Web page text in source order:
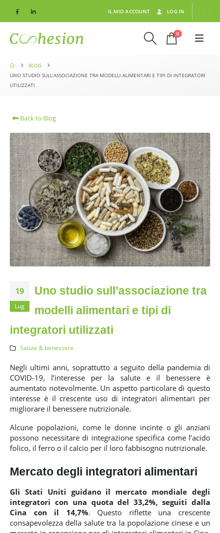
IL MIO ACCOUNT LOG IN
0
BLOG
UNO STUDIO SULL’ASSOCIAZIONE TRA MODELLI ALIMENTARI E TIPI DI INTEGRATORI
UTILIZZATI
Back to Blog
19
Lug
Uno studio sull’associazione tra
modelli alimentari e tipi di
integratori utilizzati
Salute & benessere
Negli ultimi anni, soprattutto a seguito della pandemia di
COVID-19, l’interesse per la salute e il benessere è
aumentato notevolmente. Un aspetto particolare di questo
interesse è il crescente uso di integratori alimentari per
migliorare il benessere nutrizionale.
Alcune popolazioni, come le donne incinte o gli anziani
possono necessitare di integrazione specifica come l’acido
folico, il ferro o il calcio per il loro fabbisogno nutrizionale.
Mercato degli integratori alimentari
Gli Stati Uniti guidano il mercato mondiale degli
integratori con una quota del 33,2%, seguiti dalla
Cina con il 14,7%. Questo riflette una crescente
consapevolezza della salute tra la popolazione cinese e un